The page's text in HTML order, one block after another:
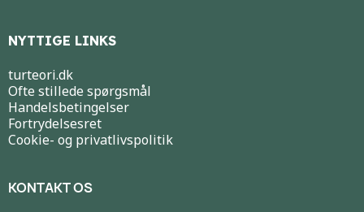
NYTTIGE LINKS
turteori.dk
Ofte stillede spørgsmål
Handelsbetingelser
Fortrydelsesret
Cookie- og privatlivspolitik
KONTAKT OS